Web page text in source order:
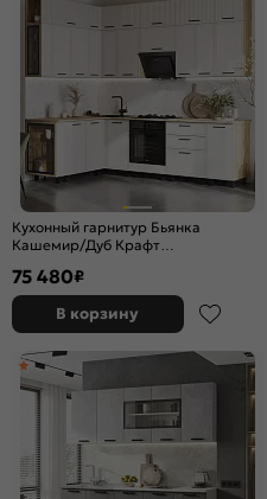
Кухонный гарнитур Бьянка
Кашемир/Дуб Крафт
75 480₽
В корзину